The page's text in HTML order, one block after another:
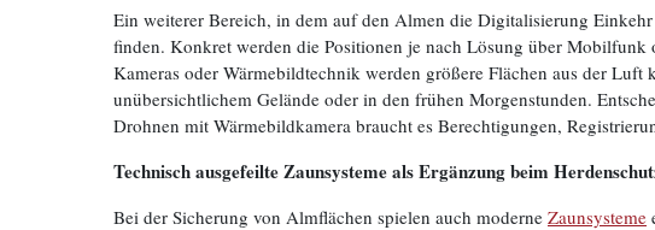
Ein weiterer Bereich, in dem auf den Almen die Digitalisierung
finden. Konkret werden die Positionen je nach Lösung über
Kameras oder Wärmebildtechnik werden größere Flächen aus der
unübersichtlichem Gelände oder in den frühen Morgenstunden.
Drohnen mit Wärmebildkamera braucht es Berechtigungen,
Technisch ausgefeilte Zaunsysteme als Ergänzung beim
Bei der Sicherung von Almflächen spielen auch moderne Zaunsysteme